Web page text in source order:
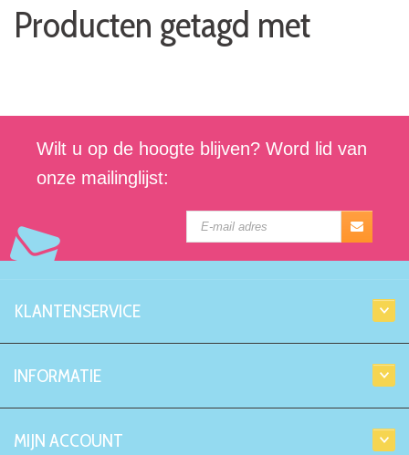
Producten getagd met
Wilt u op de hoogte blijven? Word lid van
onze mailinglijst:
KLANTENSERVICE
INFORMATIE
MIJN ACCOUNT